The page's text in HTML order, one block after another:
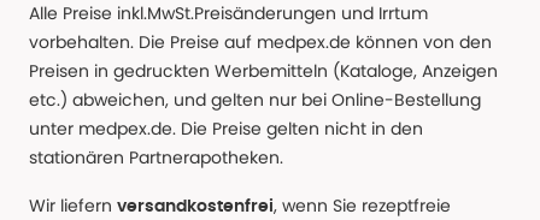
Alle Preise inkl.MwSt.Preisänderungen und Irrtum
vorbehalten. Die Preise auf medpex.de können von den
Preisen in gedruckten Werbemitteln (Kataloge, Anzeigen
etc.) abweichen, und gelten nur bei Online-Bestellung
unter medpex.de. Die Preise gelten nicht in den
stationären Partnerapotheken.
Wir liefern versandkostenfrei, wenn Sie rezeptfreie